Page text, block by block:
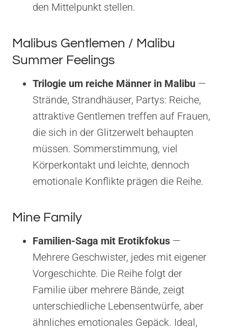
den Mittelpunkt stellen.
Malibus Gentlemen / Malibu
Summer Feelings
Trilogie um reiche Männer in Malibu —
Strände, Strandhäuser, Partys: Reiche,
attraktive Gentlemen treffen auf Frauen,
die sich in der Glitzerwelt behaupten
müssen. Sommerstimmung, viel
Körperkontakt und leichte, dennoch
emotionale Konflikte prägen die Reihe.
Mine Family
Familien-Saga mit Erotikfokus —
Mehrere Geschwister, jedes mit eigener
Vorgeschichte. Die Reihe folgt der
Familie über mehrere Bände, zeigt
unterschiedliche Lebensentwürfe, aber
ähnliches emotionales Gepäck. Ideal,